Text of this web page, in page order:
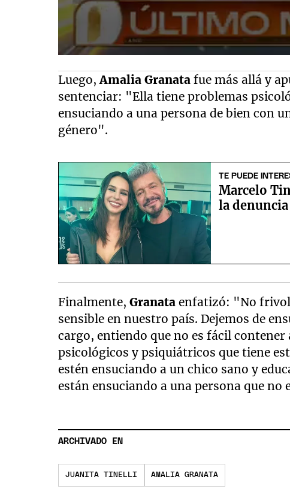
Luego,Amalia Granata fue más allá y
sentenciar: "Ella tiene problemas
ensuciando a una persona de bien con
género".
TE PUEDE
Marcelo
la
Finalmente,Granataenfatizó: "No
sensible en nuestro país. Dejemos de
cargo, entiendo que no es fácil
psicológicos y psiquiátricos que tiene
estén ensuciando a un chico sano y
están ensuciando a una persona que
ARCHIVADO EN
JUANITA TINELLI AMALIA GRANATA